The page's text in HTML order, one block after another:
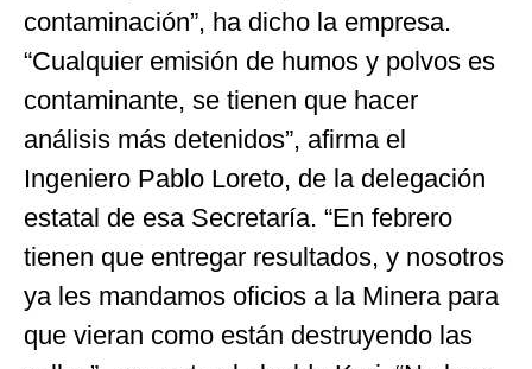
contaminación”, ha dicho la empresa.
“Cualquier emisión de humos y polvos es
contaminante, se tienen que hacer
análisis más detenidos”, afirma el
Ingeniero Pablo Loreto, de la delegación
estatal de esa Secretaría. “En febrero
tienen que entregar resultados, y nosotros
ya les mandamos oficios a la Minera para
que vieran como están destruyendo las